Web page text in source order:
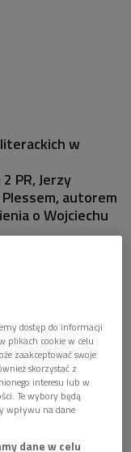
w
PR, Jerzy
autorem
o Wojciechu
poety, to
kilka godzin
kadencje,
zrobione
rymy i jakie, do
to nie chce
tekst, idę do poety
to szybko
swoje cztero- czy
dostęp do informacji
plikach cookie w celu
zaakceptować swoje
skorzystać z
interesu lub w
Te wybory będą
wpływu na dane
dane w celu